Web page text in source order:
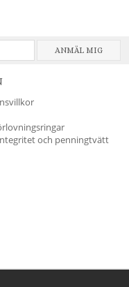
ANMÄL MIG
och penningtvätt